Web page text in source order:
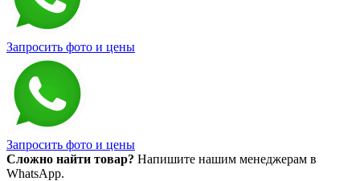
Запросить фото и цены
Запросить фото и цены
Сложно найти товар? Напишите нашим менеджерам в
WhatsApp.